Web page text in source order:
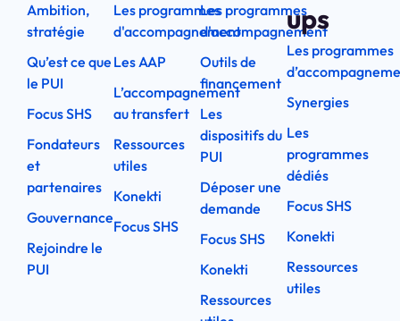
Ambition,
stratégie
Qu’est ce que
le PUI
Focus SHS
Fondateurs
et
partenaires
Gouvernance
Rejoindre le
PUI
Les programmes
d'accompagnement
Les AAP
L’accompagnement
au transfert
Ressources
utiles
Konekti
Focus SHS
Les programmes
d'accompagnement
Outils de
financement
Les
dispositifs du
PUI
Déposer une
demande
Focus SHS
Konekti
Ressources
ups
Les programmes
Synergies
Les
programmes
dédiés
Focus SHS
Konekti
Ressources
utiles